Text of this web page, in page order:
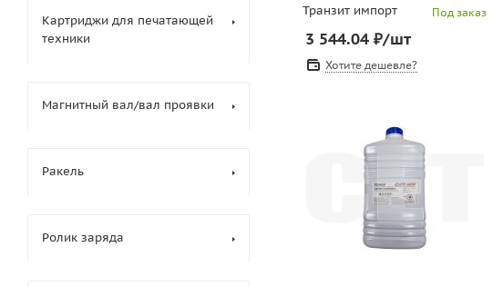
Транзит импорт Под заказ
3 544.04 ₽/шт
Хотите дешевле?
Картриджи для печатающей
техники
Магнитный вал/вал проявки
Ракель
Ролик заряда